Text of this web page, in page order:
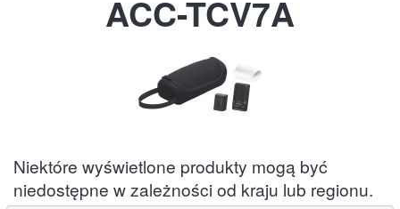
ACC-TCV7A
Niektóre wyświetlone produkty mogą być
niedostępne w zależności od kraju lub regionu.